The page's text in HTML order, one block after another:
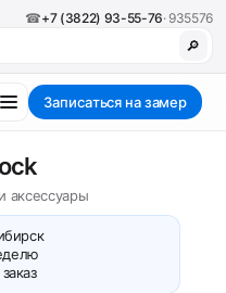
☎+7 (3822) 93-55-76· 935576
🔎
Записаться на замер
аксессуары